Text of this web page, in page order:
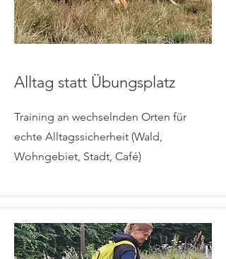
Alltag statt Übungsplatz
Training an wechselnden Orten für
echte Alltagssicherheit (Wald,
Wohngebiet, Stadt, Café)